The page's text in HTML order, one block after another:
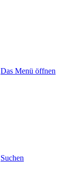
Das Menü öffnen
Suchen